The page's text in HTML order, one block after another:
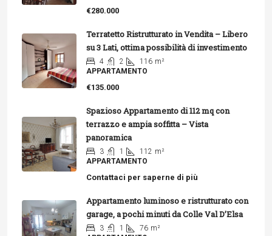
€280.000
Terratetto Ristrutturato in Vendita – Libero
su 3 Lati, ottima possibilità di investimento
4 2 116 m²
APPARTAMENTO
€135.000
Spazioso Appartamento di 112 mq con
terrazzo e ampia soffitta – Vista
panoramica
3 1 112 m²
APPARTAMENTO
Contattaci per saperne di più
Appartamento luminoso e ristrutturato con
garage, a pochi minuti da Colle Val D’Elsa
3 1 76 m²